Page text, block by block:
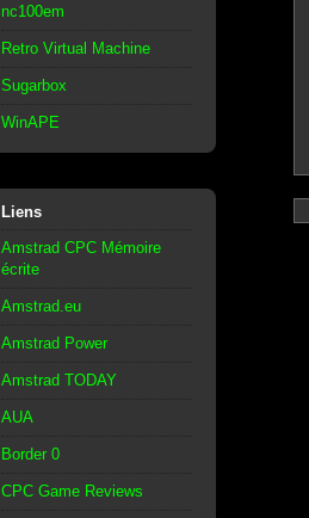
nc100em
Retro Virtual Machine
Sugarbox
WinAPE
Liens
Amstrad CPC Mémoire
écrite
Amstrad.eu
Amstrad Power
Amstrad TODAY
AUA
Border 0
CPC Game Reviews